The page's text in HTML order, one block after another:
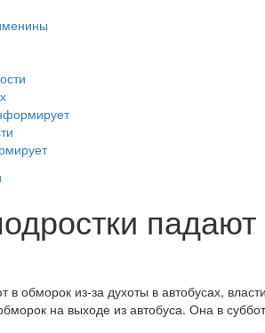
в обморок из-за духоты в автобусах,
на выходе из автобуса. Она в